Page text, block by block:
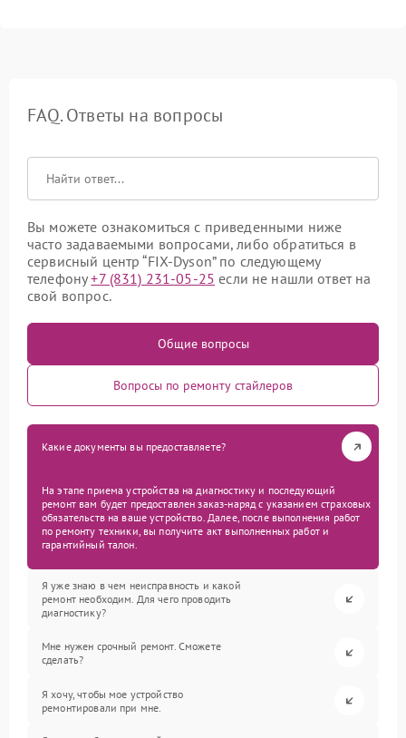
FAQ. Ответы на вопросы
Вы можете ознакомиться с приведенными ниже
часто задаваемыми вопросами, либо обратиться в
сервисный центр “FIX-Dyson” по следующему
телефону+7 (831) 231-05-25 если не нашли ответ на
свой вопрос.
Общие вопросы
Вопросы по ремонту стайлеров
Какие документы вы предоставляете?
На этапе приема устройства на диагностику и последующий
ремонт вам будет предоставлен заказ-наряд с указанием страховых
обязательств на ваше устройство. Далее, после выполнения работ
по ремонту техники, вы получите акт выполненных работ и
гарантийный талон.
Я уже знаю в чем неисправность и какой
ремонт необходим. Для чего проводить
диагностику?
Мне нужен срочный ремонт. Сможете
сделать?
Я хочу, чтобы мое устройство
ремонтировали при мне.